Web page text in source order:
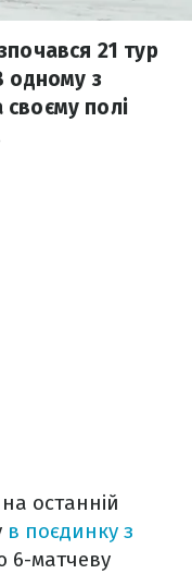
21 тур
одному з
своєму полі
останній
в поєдинку з
6-матчеву